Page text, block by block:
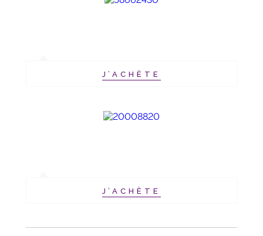
J’ACHÈTE
J’ACHÈTE